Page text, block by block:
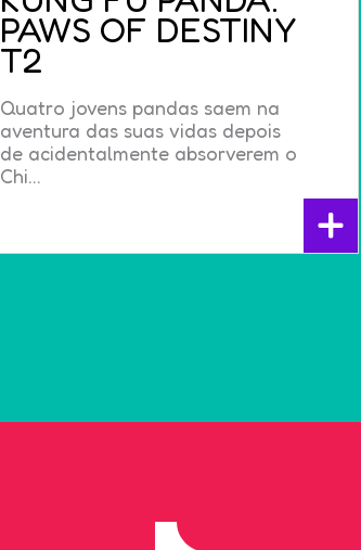
PAWS OF DESTINY
T2
Quatro jovens pandas saem na
aventura das suas vidas depois
de acidentalmente absorverem o
Chi...
+